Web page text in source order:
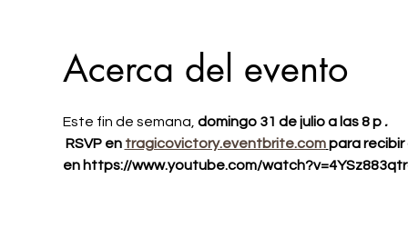
Acerca del evento
Este fin de semana, domingo 31 de julio a las 8 p .
RSVP en tragicovictory.eventbrite.com para
en https://www.youtube.com/